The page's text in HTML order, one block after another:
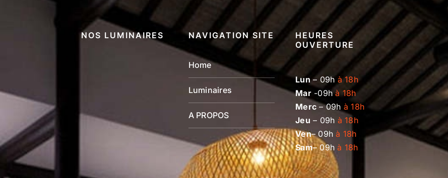
NOS LUMINAIRES NAVIGATION SITE
Home
Luminaires
A PROPOS
HEURES
OUVERTURE
Lun– 09h à 18h
Mar-09hà 18h
Merc – 09h à 18h
Jeu – 09h à 18h
Ven– 09h à 18h
Sam– 09h à 18h